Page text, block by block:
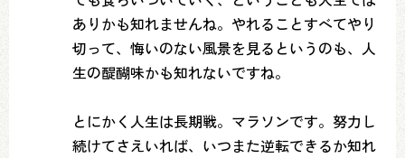
ありかも知れませんね。やれることすべてやり
切って、悔いのない風景を見るというのも、人
生の醍醐味かも知れないですね。
とにかく人生は長期戦。マラソンです。努力し
続けてさえいれば、いつまた逆転できるか知れ